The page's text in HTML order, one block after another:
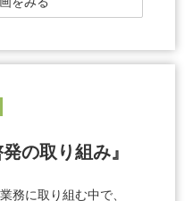
の取り組み』
務に取り組む中で、